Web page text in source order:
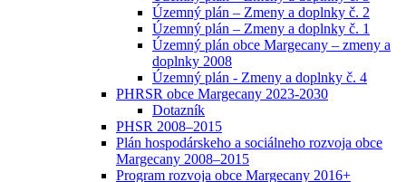
Územný plán – Zmeny a doplnky č. 2
Územný plán – Zmeny a doplnky č. 1
Územný plán obce Margecany – zmeny a
doplnky 2008
Územný plán - Zmeny a doplnky č. 4
PHRSR obce Margecany 2023-2030
Dotazník
PHSR 2008–2015
Plán hospodárskeho a sociálneho rozvoja obce
Margecany 2008–2015
Program rozvoja obce Margecany 2016+